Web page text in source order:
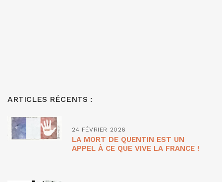
ARTICLES RÉCENTS :
24 FÉVRIER 2026
LA MORT DE QUENTIN EST UN
APPEL À CE QUE VIVE LA FRANCE !